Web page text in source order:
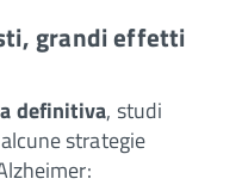
grandi effetti
definitiva, studi
strategie